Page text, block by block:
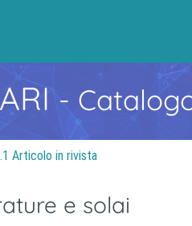
-
Articolo in rivista
e solai